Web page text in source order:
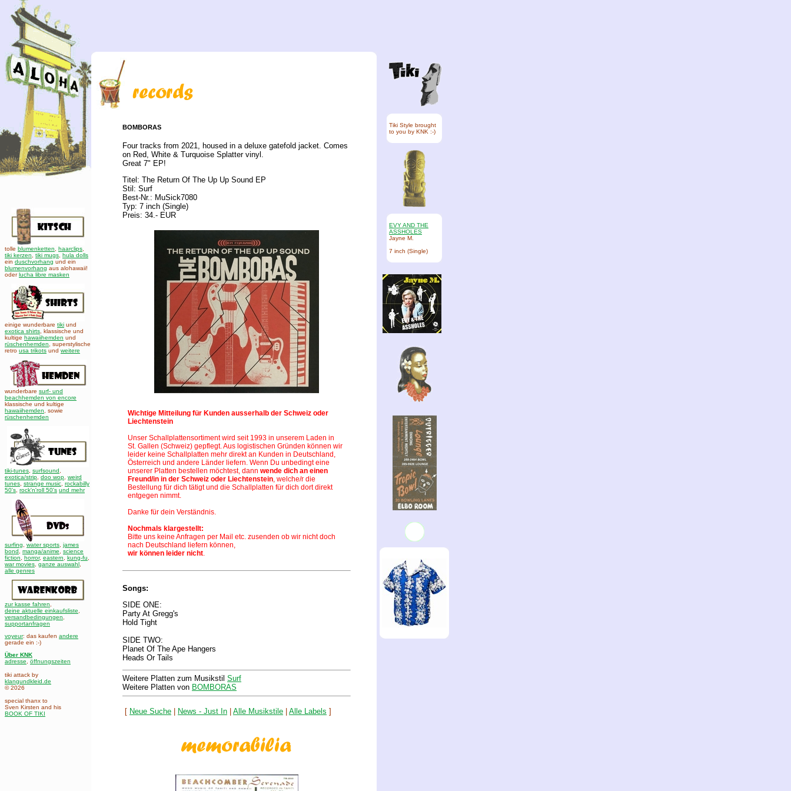
tolle blumenketten haarclips
tiki kerzen
tiki mugs hula dolls
ein duschvorhang und ein
blumenvorhang aus alohawaii!
oderlucha libre masken
einige wunderbare tiki und
exotica shirts , klassische und
kultige hawaiihemden und
rüschenhemden , superstylische
retro usa trikots und weitere
wunderbare surf- und
beachhemden von encore
klassische und kultige
hawaiihemden
sowie
rüschenhemden
tiki-tunes surfsound
exotica/strip doo wop weird
tunes strange music rockabilly
50's rock'n'roll 50's und mehr
surfing water sports james
bond
manga/anime
science
fiction
horror, eastern kung-fu
war movies ganze auswahl
alle genres
zur kasse fahren
deine aktuelle einkaufsliste
versandbedingungen
supportanfragen
voyeur: das kaufen andere
gerade ein :-)
Über KNK
adresse
öffnungszeiten
tiki attack by
klangundkleid.de
© 2026
special thanx to
Sven Kirsten and his
BOOK OF TIKI
BOMBORAS
Four tracks from 2021, housed in a deluxe gatefold jacket. Comes
on Red, White & Turquoise Splatter vinyl.
Great 7" EP!
Titel: The Return Of The Up Up Sound EP
Stil: Surf
Best-Nr.: MuSick7080
Typ: 7 inch (Single)
Preis: 34.- EUR
Wichtige Mitteilung für Kunden ausserhalb der Schweiz oder
Liechtenstein
Unser Schallplattensortiment wird seit 1993 in unserem Laden in
St. Gallen (Schweiz) gepflegt. Aus logistischen Gründen können wir
leider keine Schallplatten mehr direkt an Kunden in Deutschland,
Österreich und andere Länder liefern. Wenn Du unbedingt eine
unserer Platten bestellen möchtest, dann wende dich an einen
Freund/in in der Schweiz oder Liechtenstein, welche/r die
Bestellung für dich tätigt und die Schallplatten für dich dort direkt
entgegen nimmt.
Danke für dein Verständnis.
Nochmals klargestellt:
Bitte uns keine Anfragen per Mail etc. zusenden ob wir nicht doch
nach Deutschland liefern können,
wir können leider nicht.
Songs:
SIDE ONE:
Party At Gregg's
Hold Tight
SIDE TWO:
Planet Of The Ape Hangers
Heads Or Tails
Weitere Platten zum Musikstil Surf
Weitere Platten von BOMBORAS
[ Neue Suche News - Just In Alle Musikstile Alle Labels ]
Tiki Style brought
to you by KNK :-)
EVY AND THE
ASSHOLES
Jayne M.
7 inch (Single)